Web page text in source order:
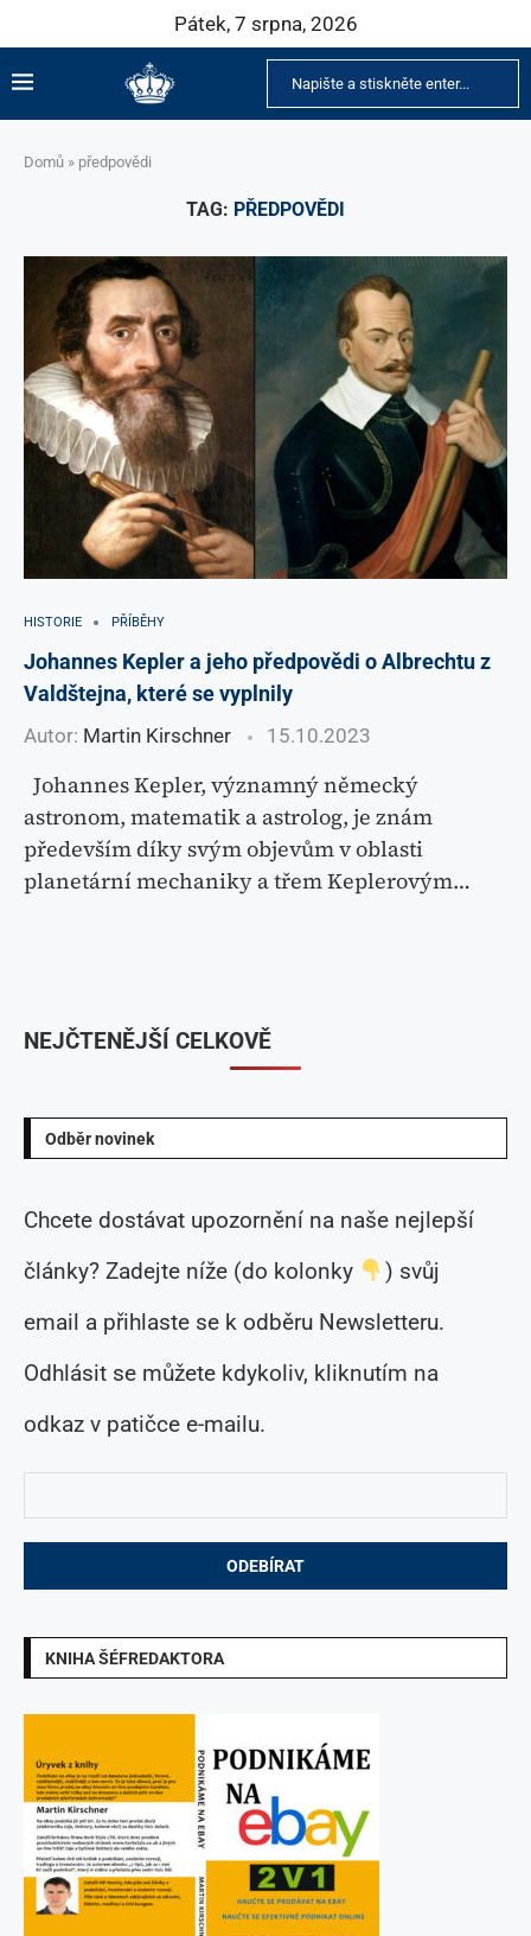
Pátek, 7 srpna, 2026
Domů » předpovědi
TAG: PŘEDPOVĚDI
HISTORIE PŘÍBĚHY
Johannes Kepler a jeho předpovědi o Albrechtu z
Valdštejna, které se vyplnily
Autor: Martin Kirschner 15.10.2023
Johannes Kepler, významný německý
astronom, matematik a astrolog, je znám
především díky svým objevům v oblasti
planetární mechaniky a třem Keplerovým…
Odběr novinek
Chcete dostávat upozornění na naše nejlepší
články? Zadejte níže (do kolonky
) svůj
email a přihlaste se k odběru Newsletteru.
Odhlásit se můžete kdykoliv, kliknutím na
odkaz v patičce e-mailu.
KNIHA ŠÉFREDAKTORA
NEJČTENĚJŠÍ CELKOVĚ